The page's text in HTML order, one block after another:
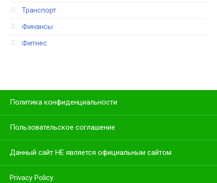
Транспорт
Финансы
Фитнес
Политика конфиденциальности
Пользовательское соглашение
Данный сайт НЕ является официальным сайтом
Privacy Policy